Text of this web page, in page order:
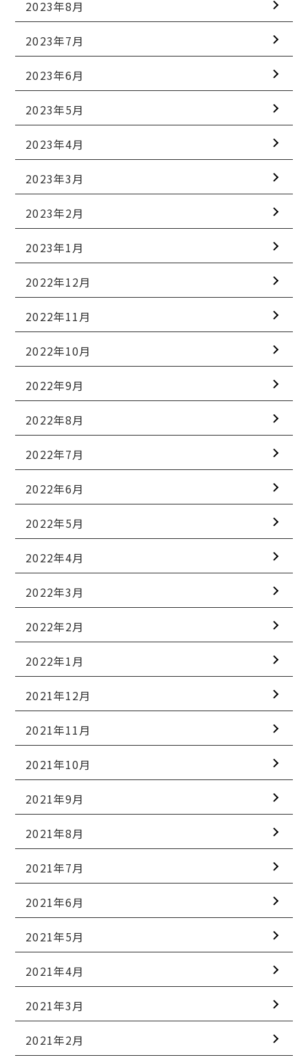
2023年8月
2023年7月
2023年6月
2023年5月
2023年4月
2023年3月
2023年2月
2023年1月
2022年12月
2022年11月
2022年10月
2022年9月
2022年8月
2022年7月
2022年6月
2022年5月
2022年4月
2022年3月
2022年2月
2022年1月
2021年12月
2021年11月
2021年10月
2021年9月
2021年8月
2021年7月
2021年6月
2021年5月
2021年4月
2021年3月
2021年2月